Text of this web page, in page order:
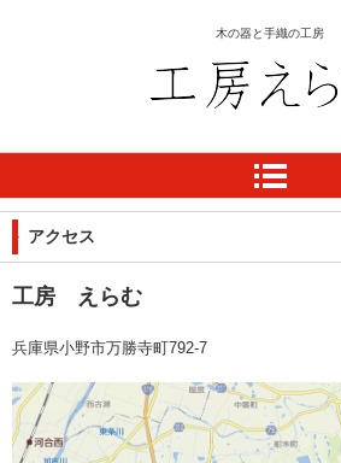
木の器と手織の工房
アクセス
工房 えらむ
兵庫県小野市万勝寺町792-7